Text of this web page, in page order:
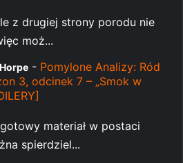
z drugiej strony porodu nie
moż...
- Pomylone Analizy: Ród
3, odcinek 7 – „Smok w
materiał w postaci
spierdziel...